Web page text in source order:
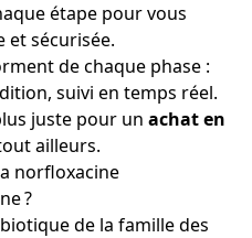
étape pour vous
et sécurisée.
de chaque phase :
suivi en temps réel.
juste pour un achaten
ailleurs.
norfloxacine
?
de la famille des